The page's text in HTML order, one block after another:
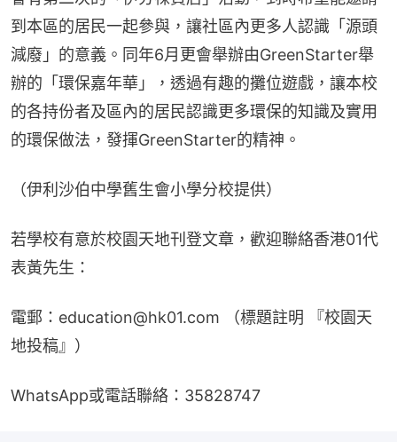
到本區的居民一起參與，讓社區內更多人認識「源頭
減廢」的意義。同年6月更會舉辦由GreenStarter舉
辦的「環保嘉年華」，透過有趣的攤位遊戲，讓本校
的各持份者及區內的居民認識更多環保的知識及實用
的環保做法，發揮GreenStarter的精神。
（伊利沙伯中學舊生會小學分校提供）
若學校有意於校園天地刊登文章，歡迎聯絡香港01代
表黃先生：
電郵：education@hk01.com （標題註明 『校園天
地投稿』）
WhatsApp或電話聯絡：35828747